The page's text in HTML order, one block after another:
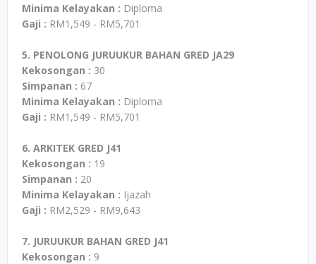
Minima Kelayakan : Diploma
Gaji : RM1,549 - RM5,701
5. PENOLONG JURUUKUR BAHAN GRED JA29
Kekosongan : 30
Simpanan : 67
Minima Kelayakan : Diploma
Gaji : RM1,549 - RM5,701
6. ARKITEK GRED J41
Kekosongan : 19
Simpanan : 20
Minima Kelayakan : Ijazah
Gaji : RM2,529 - RM9,643
7. JURUUKUR BAHAN GRED J41
Kekosongan : 9